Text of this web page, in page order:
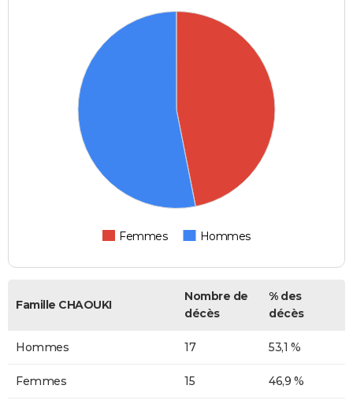
Femmes Hommes
Famille CHAOUKI
Nombre de
décès
% des
décès
Hommes 17 53,1 %
Femmes 15 46,9 %